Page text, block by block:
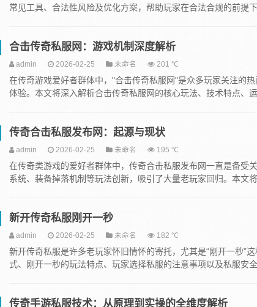
常见工具、合法性风险及优化方案，帮助玩家在合法合规的前提
合击传奇私服网：游戏机制深度解析
admin 2026-02-25 未命名 201 ℃
在传奇游戏爱好者群体中，"合击传奇私服网"是众多玩家关注的
体验。本文将深入解析合击传奇私服网的核心玩法、技术特点、
传奇合击私服发布网：起源与现状
admin 2026-02-25 未命名 195 ℃
在传奇类游戏的爱好者群体中，传奇合击私服发布网一直是备受
系统、装备掉落机制等玩法创新，吸引了大量老玩家回归。本文
新开传奇私服刚开一秒
admin 2026-02-25 未命名 182 ℃
新开传奇私服是许多老玩家怀旧情怀的寄托，尤其是“刚开一秒”
式、刚开一秒的玩法特点、玩家选择私服的注意事项以及私服安
传奇手游私服技术：从原理到实操的全维度解析